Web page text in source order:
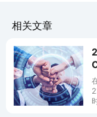
相关文章